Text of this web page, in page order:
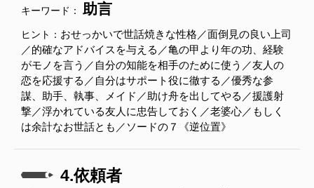
キーワード： 助言
ヒント： おせっかいで世話焼きな性格／面倒見の良い上司
／的確なアドバイスを与える／亀の甲より年の功、経験
がモノを言う／自分の知能を相手のために使う／友人の
恋を応援する／自分はサポート役に徹する／優秀な参
謀、助手、執事、メイド／助け舟を出してやる／援護射
撃／浮かれている友人に忠告しておく／老婆心／もしく
は余計なお世話とも／ソードの７《逆位置》
4.依頼者